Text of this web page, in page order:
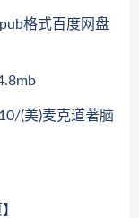
格式百度网盘
(美)麦克道著脑